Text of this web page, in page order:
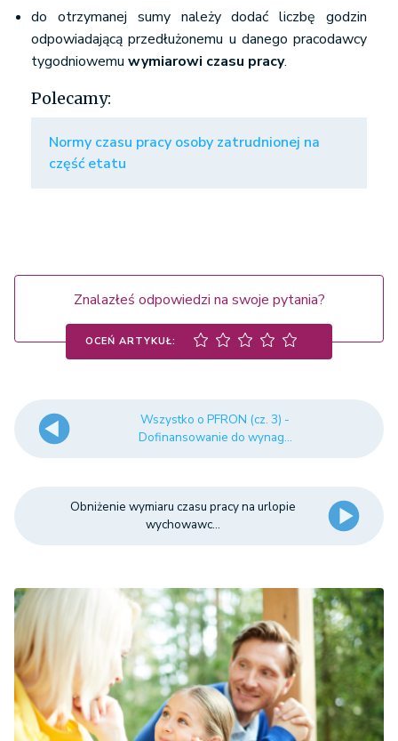
RAZEM 2000
do otrzymanej sumy należy dodać liczbę godzin
odpowiadającą przedłużonemu u danego pracodawcy
tygodniowemu wymiarowi czasu pracy.
Polecamy:
Normy czasu pracy osoby zatrudnionej na
część etatu
Znalazłeś odpowiedzi na swoje pytania?
OCEŃ ARTYKUŁ:
Wszystko o PFRON (cz. 3) -
Dofinansowanie do wynag...
Obniżenie wymiaru czasu pracy na urlopie
wychowawc...